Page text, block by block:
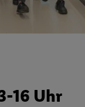
16 Uhr